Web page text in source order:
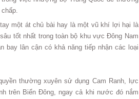
một át chủ bài hay là một vũ khí lợi hại là
tốt nhất trong toàn bộ khu vực Đông Nam
lân cận có khả năng tiếp nhận các loại
thường xuyên sử dụng Cam Ranh, lực
trên Biển Đông, ngay cả khi nước đó nắm